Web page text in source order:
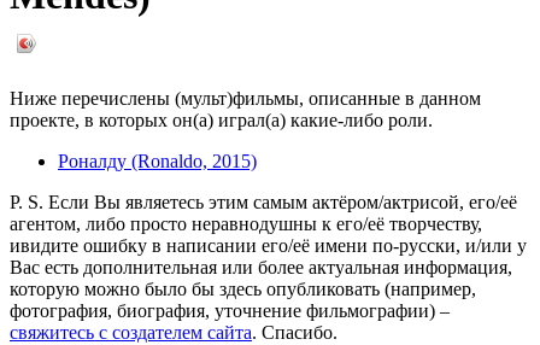
Ниже перечислены (мульт)фильмы, описанные в данном
проекте, в которых он(а) играл(а) какие-либо роли.
Роналду (Ronaldo, 2015)
P. S. Если Вы являетесь этим самым актёром/актрисой, его/её
агентом, либо просто неравнодушны к его/её творчеству,
ивидите ошибку в написании его/её имени по-русски, и/или у
Вас есть дополнительная или более актуальная информация,
которую можно было бы здесь опубликовать (например,
фотография, биография, уточнение фильмографии) –
свяжитесь с создателем сайта. Спасибо.